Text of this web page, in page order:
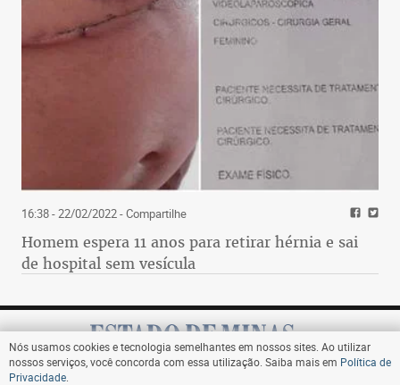
16:38 - 22/02/2022- Compartilhe
Homem espera 11 anos para retirar hérnia e sai
de hospital sem vesícula
Nós usamos cookies e tecnologia semelhantes em nossos sites. Ao utilizar
nossos serviços, você concorda com essa utilização. Saiba mais em Política de
Privacidade